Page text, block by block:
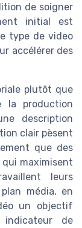
de soigner
initial est
type de video
accélérer des
plutôt que
la production
description
clair pèsent
que des
maximisent
leurs
média, en
un objectif
de